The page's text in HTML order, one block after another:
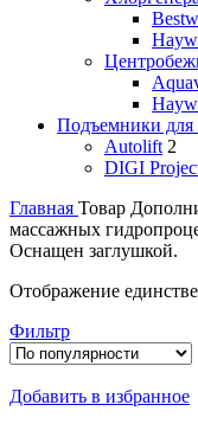
Подъемники для
Autolift 2
DIGI
Главная Товар
массажных
Оснащен заглушкой.
Отображение
Фильтр
Добавить в избранное